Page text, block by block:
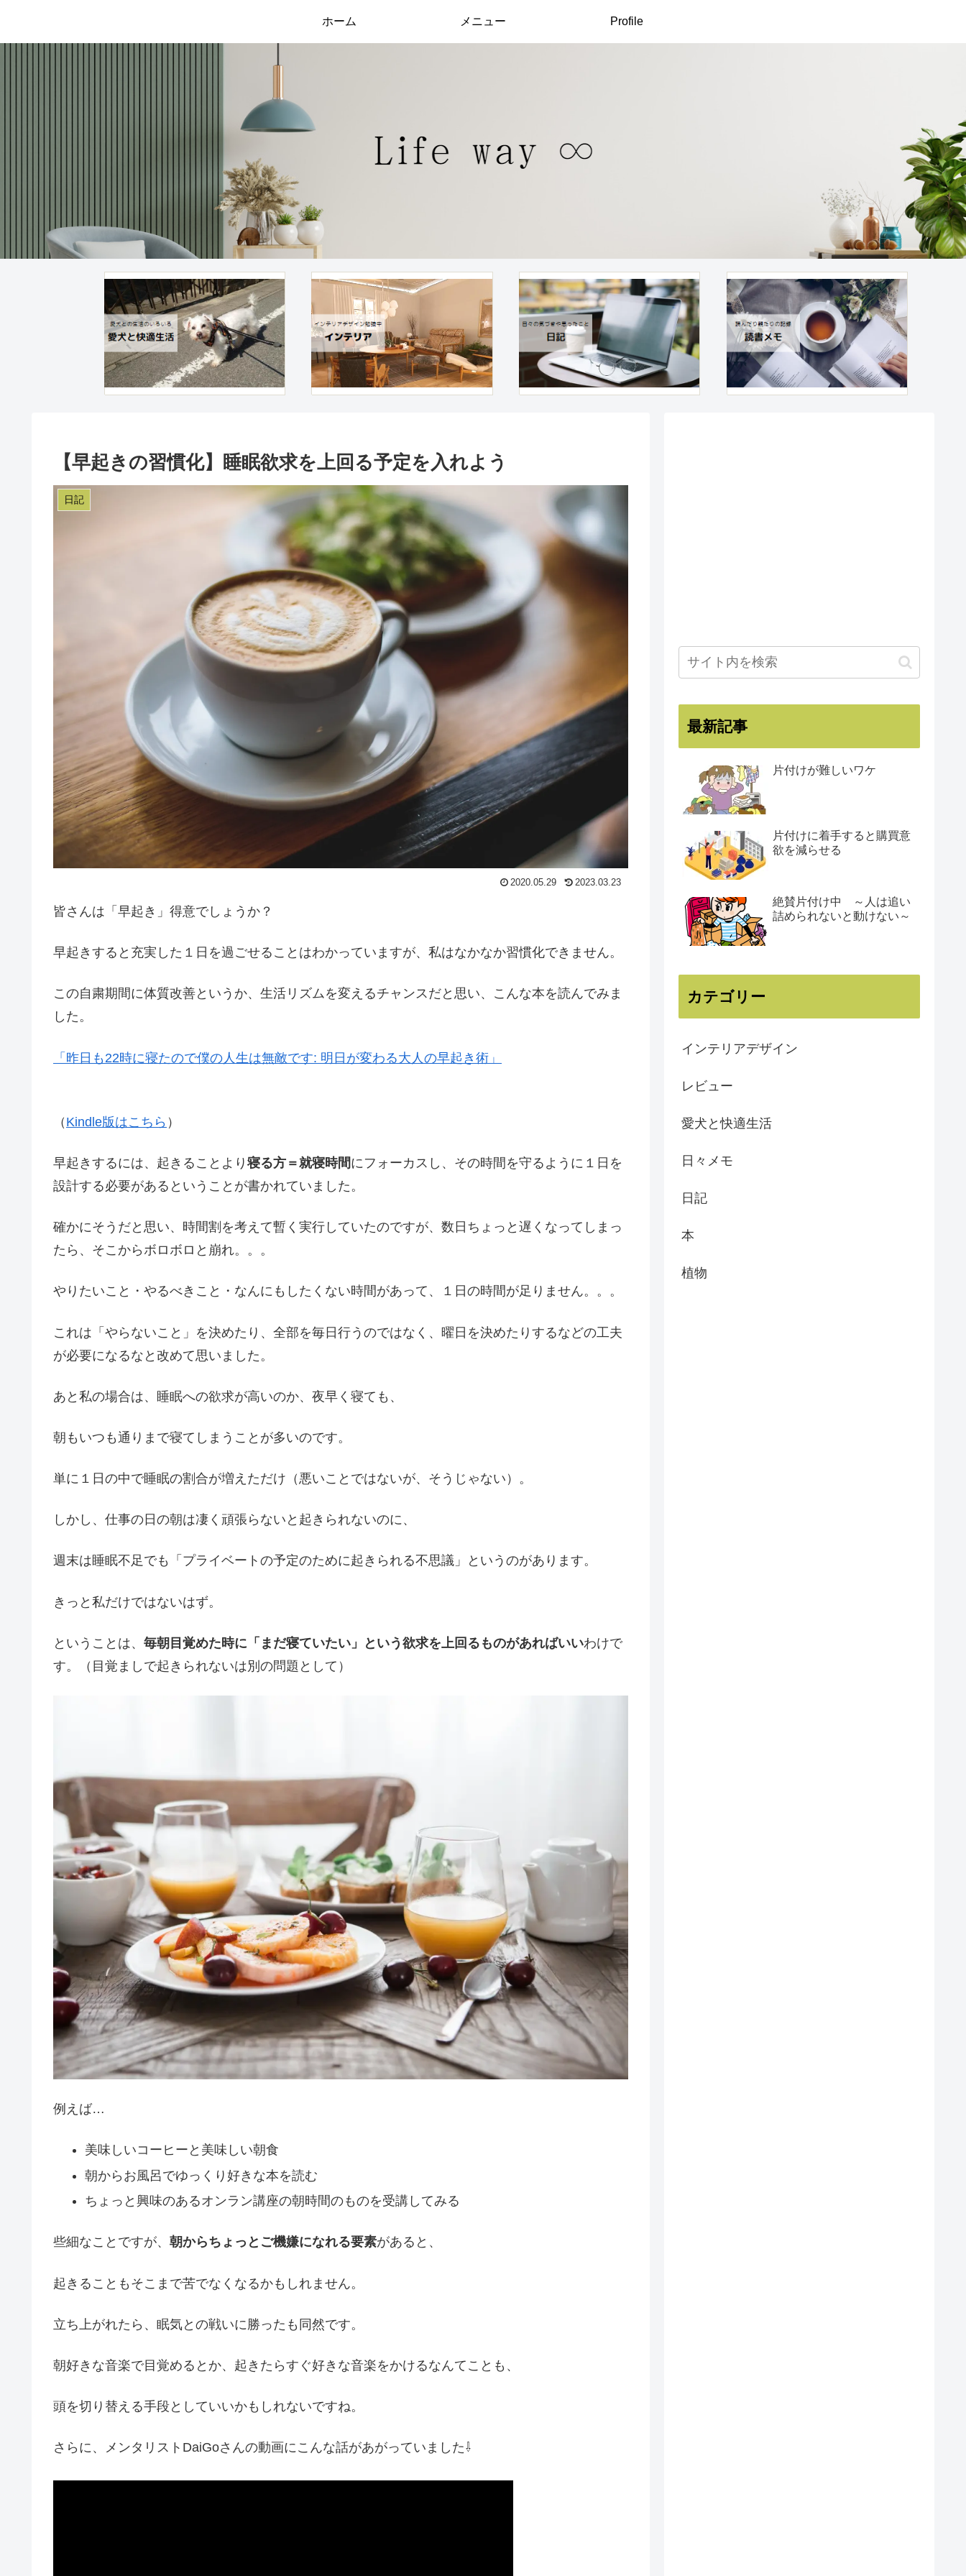
ホーム メニュー Profile
【早起きの習慣化】睡眠欲求を上回る予定を入れよう
日記
2020.05.29 2023.03.23
皆さんは「早起き」得意でしょうか？
早起きすると充実した１日を過ごせることはわかっていますが、私はなかなか習慣化できません。
この自粛期間に体質改善というか、生活リズムを変えるチャンスだと思い、こんな本を読んでみま
した。
「昨日も22時に寝たので僕の人生は無敵です: 明日が変わる大人の早起き術」
（ Kindle版はこちら ）
早起きするには、起きることより寝る方＝就寝時間にフォーカスし、その時間を守るように１日を
設計する必要があるということが書かれていました。
確かにそうだと思い、時間割を考えて暫く実行していたのですが、数日ちょっと遅くなってしまっ
たら、そこからボロボロと崩れ。。。
やりたいこと・やるべきこと・なんにもしたくない時間があって、１日の時間が足りません。。。
これは「やらないこと」を決めたり、全部を毎日行うのではなく、曜日を決めたりするなどの工夫
が必要になるなと改めて思いました。
あと私の場合は、睡眠への欲求が高いのか、夜早く寝ても、
朝もいつも通りまで寝てしまうことが多いのです。
単に１日の中で睡眠の割合が増えただけ（悪いことではないが、そうじゃない）。
しかし、仕事の日の朝は凄く頑張らないと起きられないのに、
週末は睡眠不足でも「プライベートの予定のために起きられる不思議」というのがあります。
きっと私だけではないはず。
ということは、 毎朝目覚めた時に「まだ寝ていたい」という欲求を上回るものがあればいいわけで
す。（目覚ましで起きられないは別の問題として）
例えば…
美味しいコーヒーと美味しい朝食
朝からお風呂でゆっくり好きな本を読む
ちょっと興味のあるオンラン講座の朝時間のものを受講してみる
些細なことですが、 朝からちょっとご機嫌になれる要素があると、
起きることもそこまで苦でなくなるかもしれません。
立ち上がれたら、眠気との戦いに勝ったも同然です。
朝好きな音楽で目覚めるとか、起きたらすぐ好きな音楽をかけるなんてことも、
頭を切り替える手段としていいかもしれないですね。
さらに、メンタリストDaiGoさんの動画にこんな話があがっていました⇩
最新記事
片付けが難しいワケ
片付けに着手すると購買意
欲を減らせる
絶賛片付け中 ～人は追い
詰められないと動けない～
カテゴリー
インテリアデザイン
レビュー
愛犬と快適生活
日々メモ
日記
本
植物